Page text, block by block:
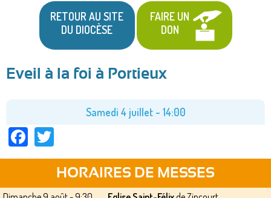
RETOUR AU SITE
DU DIOCÈSE
FAIRE UN
DON
ici
Eveil à la foi à Portieux
Samedi 4 juillet - 14:00
Facebook
HORAIRES DE MESSES